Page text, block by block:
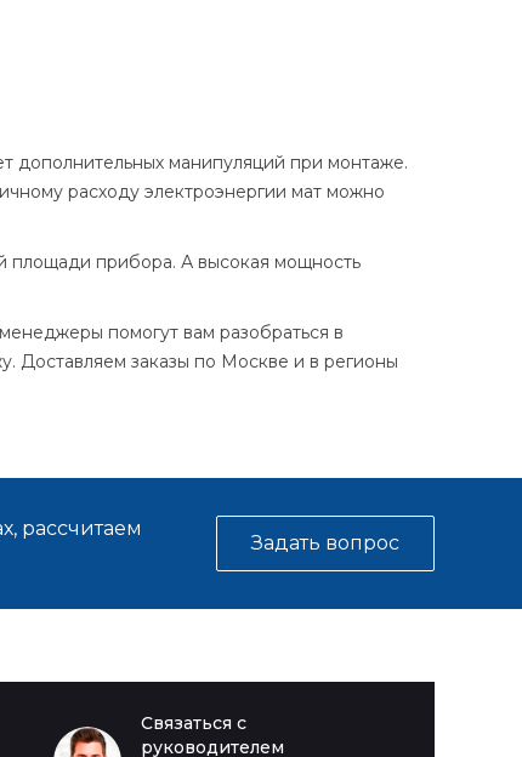
дополнительных манипуляций при монтаже.
расходу электроэнергии мат можно
площади прибора. А высокая мощность
помогут вам разобраться в
Доставляем заказы по Москве и в регионы
рассчитаем
Задать вопрос
Связаться с
руководителем